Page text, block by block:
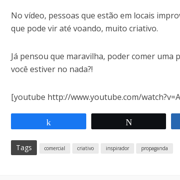
No vídeo, pessoas que estão em locais
que pode vir até voando, muito criativo.
Já pensou que maravilha, poder comer
você estiver no nada?!
[youtube http://www.youtube.com/
Tags comercial criativo inspirador propaganda